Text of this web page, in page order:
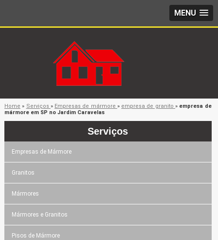
MENU
Home » Serviços » Empresas de mármore » empresa de granito» empresa de
mármore em SP no Jardim Caravelas
Serviços
Empresas de Mármore
Granitos
Mármores
Mármores e Granitos
Pisos de Mármore